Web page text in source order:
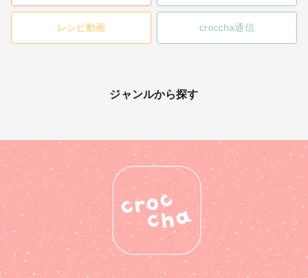
レシピ動画 croccha通信
ジャンルから探す